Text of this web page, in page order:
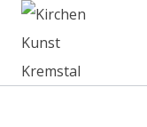
Zum
Inhalt
springen